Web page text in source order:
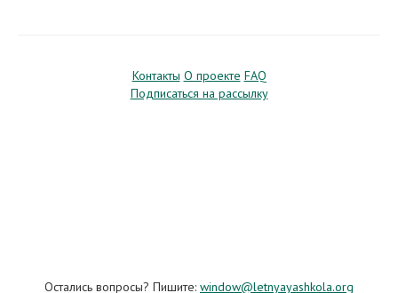
Контакты О проекте FAQ
Подписаться на рассылку
Остались вопросы? Пишите: window@letnyayashkola.org